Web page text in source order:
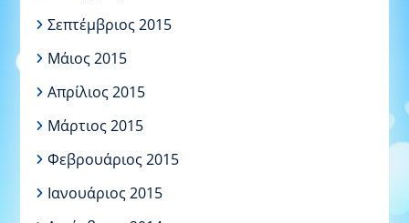
Σεπτέμβριος 2015
Μάιος 2015
Απρίλιος 2015
Μάρτιος 2015
Φεβρουάριος 2015
Ιανουάριος 2015